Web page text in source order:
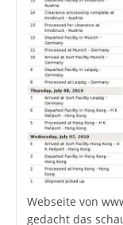
Webseite von
gedacht das